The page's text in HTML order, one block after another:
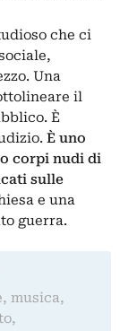
che ci
Una
il
È
È uno
corpi nudi di
sulle
e una
guerra.
musica,